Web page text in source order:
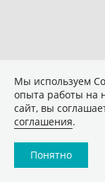
Мы используем
опыта работы на
сайт, вы
соглашения.
Понятно